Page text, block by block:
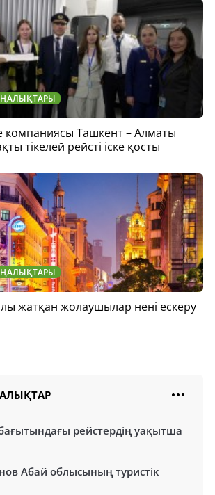
компаниясы Ташкент – Алматы
тікелей рейсті іске қосты
жатқан жолаушылар нені ескеру
рейстердің уақытша
Абай облысының туристік